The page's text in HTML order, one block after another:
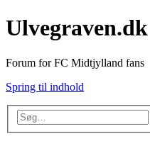
Ulvegraven.dk
Forum for FC Midtjylland fans
Spring til indhold